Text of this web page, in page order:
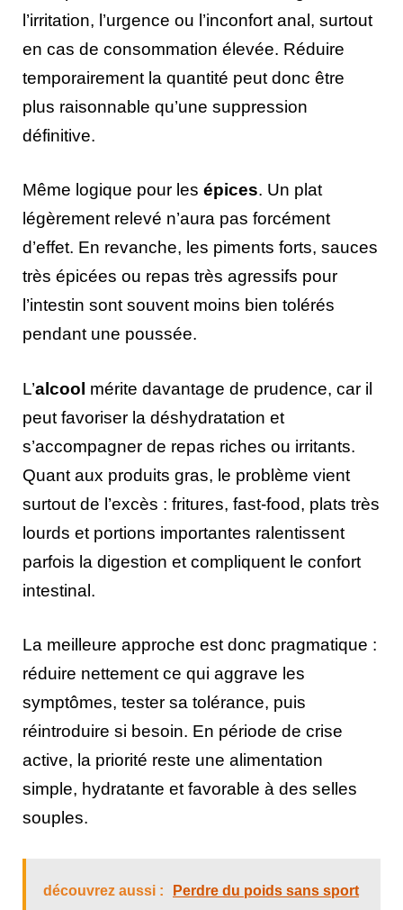
l’irritation, l’urgence ou l’inconfort anal, surtout
en cas de consommation élevée. Réduire
temporairement la quantité peut donc être
plus raisonnable qu’une suppression
définitive.
Même logique pour les épices. Un plat
légèrement relevé n’aura pas forcément
d’effet. En revanche, les piments forts, sauces
très épicées ou repas très agressifs pour
l’intestin sont souvent moins bien tolérés
pendant une poussée.
L’alcool mérite davantage de prudence, car il
peut favoriser la déshydratation et
s’accompagner de repas riches ou irritants.
Quant aux produits gras, le problème vient
surtout de l’excès : fritures, fast-food, plats très
lourds et portions importantes ralentissent
parfois la digestion et compliquent le confort
intestinal.
La meilleure approche est donc pragmatique :
réduire nettement ce qui aggrave les
symptômes, tester sa tolérance, puis
réintroduire si besoin. En période de crise
active, la priorité reste une alimentation
simple, hydratante et favorable à des selles
souples.
découvrez aussi :
Perdre du poids sans sport